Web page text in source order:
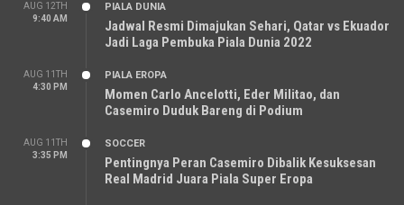
AUG 12TH
9:40 AM
PIALA DUNIA
Jadwal Resmi Dimajukan Sehari, Qatar vs Ekuador
Jadi Laga Pembuka Piala Dunia 2022
AUG 11TH
4:30 PM
PIALA EROPA
Momen Carlo Ancelotti, Eder Militao, dan
Casemiro Duduk Bareng di Podium
AUG 11TH
3:35 PM
SOCCER
Pentingnya Peran Casemiro Dibalik Kesuksesan
Real Madrid Juara Piala Super Eropa